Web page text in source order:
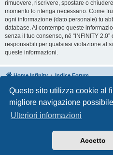
Questo sito utilizza cookie al
migliore navigazione possibile
Ulteriori informazioni
Accetto
rimuovere, riscrivere, spostare o
momento lo ritenga necessario. Come
ogni informazione (dato personale) tu
database. Al contempo queste
senza il tuo consenso, né “INFINITY
responsabili per qualsiasi violazione al
queste informazioni.
Home Infinity Indice Forum
Creato daphpBB® Forum
Traduzione Italiana